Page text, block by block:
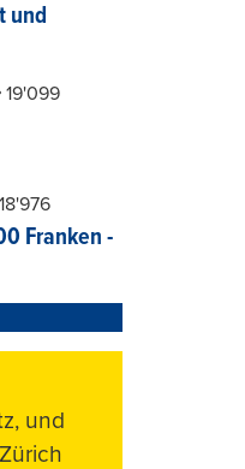
und
19'099
18'976
Franken -
und